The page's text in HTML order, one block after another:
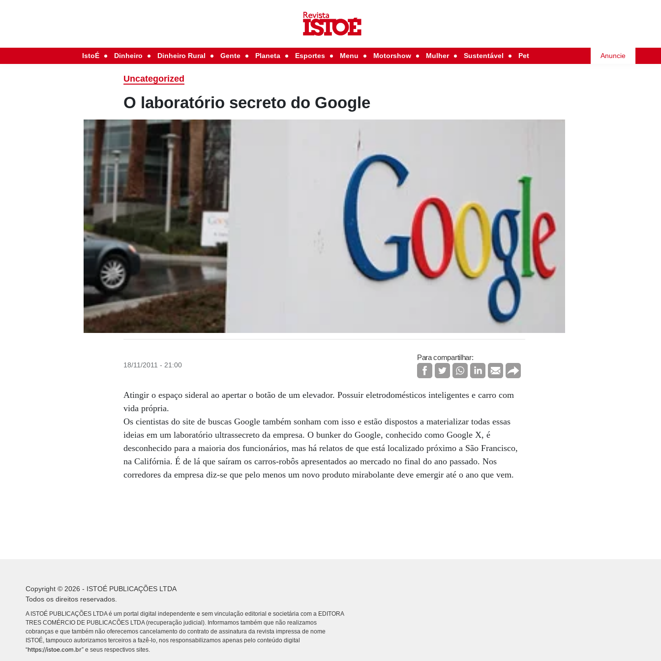
IstoÉ Dinheiro Dinheiro Rural Gente Planeta Esportes Menu Motorshow Mulher Sustentável Pet Anuncie
Uncategorized
O laboratório secreto do Google
18/11/2011 - 21:00
Para compartilhar:
Atingir o espaço sideral ao apertar o botão de um elevador. Possuir eletrodomésticos inteligentes e carro com
vida própria.
Os cientistas do site de buscas Google também sonham com isso e estão dispostos a materializar todas essas
ideias em um laboratório ultrassecreto da empresa. O bunker do Google, conhecido como Google X, é
desconhecido para a maioria dos funcionários, mas há relatos de que está localizado próximo a São Francisco,
na Califórnia. É de lá que saíram os carros-robôs apresentados ao mercado no final do ano passado. Nos
corredores da empresa diz-se que pelo menos um novo produto mirabolante deve emergir até o ano que vem.
Copyright © 2026 - ISTOÉ PUBLICAÇÕES LTDA
Todos os direitos reservados.
A ISTOÉ PUBLICAÇÕES LTDA é um portal digital independente e sem vinculação editorial e societária com a EDITORA
TRES COMÉRCIO DE PUBLICACÕES LTDA (recuperação judicial). Informamos também que não realizamos
cobranças e que também não oferecemos cancelamento do contrato de assinatura da revista impressa de nome
ISTOÉ, tampouco autorizamos terceiros a fazê-lo, nos responsabilizamos apenas pelo conteúdo digital
“https://istoe.com.br” e seus respectivos sites.